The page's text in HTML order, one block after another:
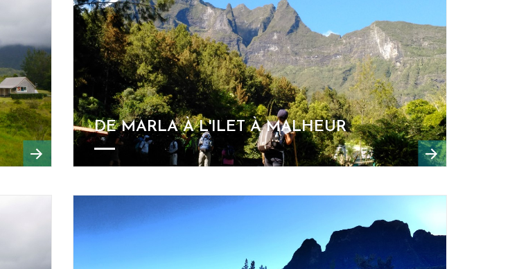
DE MARLA À L'ILET À MALHEUR